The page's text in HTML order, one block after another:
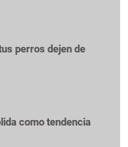
perros dejen de
como tendencia